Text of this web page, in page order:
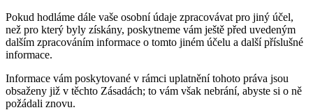
Pokud hodláme dále vaše osobní údaje zpracovávat pro jiný účel,
než pro který byly získány, poskytneme vám ještě před uvedeným
dalším zpracováním informace o tomto jiném účelu a další příslušné
informace.
Informace vám poskytované v rámci uplatnění tohoto práva jsou
obsaženy již v těchto Zásadách; to vám však nebrání, abyste si o ně
požádali znovu.